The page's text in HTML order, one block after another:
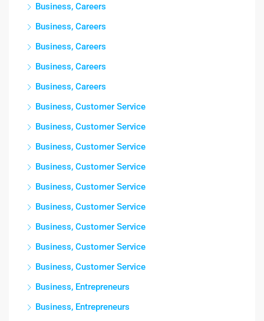
Business, Careers
Business, Careers
Business, Careers
Business, Careers
Business, Careers
Business, Customer Service
Business, Customer Service
Business, Customer Service
Business, Customer Service
Business, Customer Service
Business, Customer Service
Business, Customer Service
Business, Customer Service
Business, Customer Service
Business, Entrepreneurs
Business, Entrepreneurs